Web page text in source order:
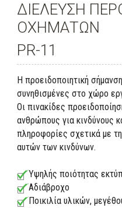
ΔΙΕΛΕΥΣΗ
ΟΧΗΜΑΤΩΝ
PR-11
Η προειδοποιητική
συνηθισμένες στο χώρο
Οι πινακίδες
ανθρώπους για κινδύνους
πληροφορίες σχετικά με
αυτών των κινδύνων.
Υψηλής ποιότητας
Αδιάβροχο
Ποικιλία υλικών,